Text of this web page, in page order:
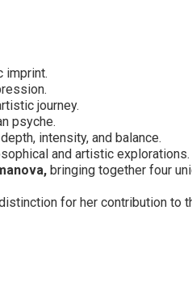
imprint.
journey.
psyche.
intensity, and balance.
and artistic explorations.
bringing together four
for her contribution to